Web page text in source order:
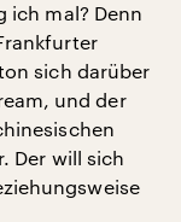
ich mal? Denn
sich darüber
und der
Der will sich